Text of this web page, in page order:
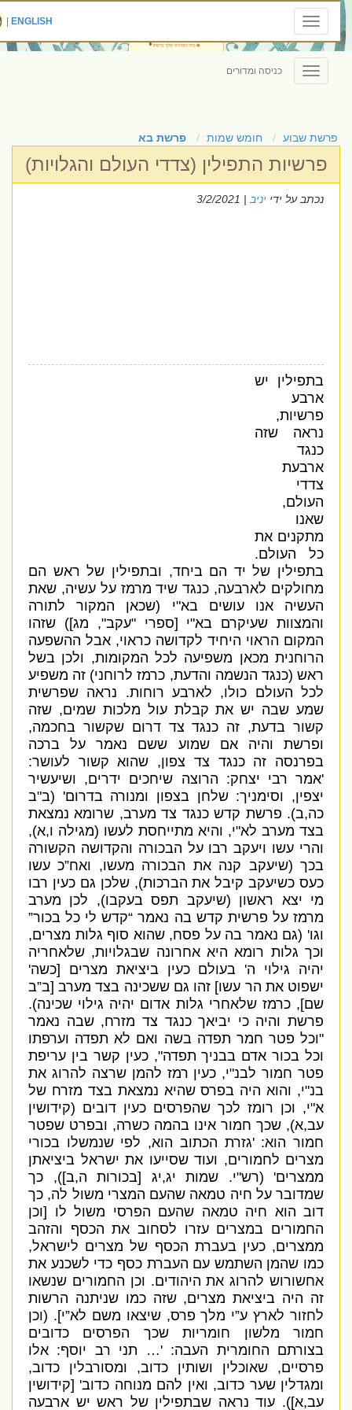
Toggle
navigation
ENGLISH
|
Toggle
navigation
כניסה ומדורים
פרשת שבוע חומש שמות פרשת בא
פרשיות התפילין (צדדי העולם והגלויות)
נכתב על ידייניב| 3/2/2021
בתפילין יש
ארבע
פרשיות,
נראה שזה
כנגד
ארבעת
צדדי
העולם,
שאנו
מתקנים את
כל העולם.
בתפילין של יד הם ביחד,ובתפילין של ראשהם
מחולקים לארבעה,כנגד שיד מרמז על עשיה,שאת
העשיה אנו עושים בא"י
שכאן המקור לתורה
והמצוות שעיקרם בא"י[ ספרי" עקב",מג])שזהו
המקום הראוי היחיד לקדושה כראוי,אבל ההשפעה
הרוחנית מכאן משפיעה לכל המקומות,ולכן בשל
ראש(כנגד הנשמה והדעת,כרמז לרוחני)זה משפיע
לכל העולם כולו,לארבע רוחות.נראה שפרשית
שמע שבה יש את קבלת עול מלכות שמים,שזה
קשור בדעת,זה כנגד צד דרום שקשור בחכמה,
ופרשת והיה אם שמוע ששם נאמר על ברכה
בפרנסה זה כנגד צד צפון,שהוא קשור לעושר:
אמר רבי יצחק:הרוצה שיחכים ידרים,ושיעשיר
יצפין,וסימניך:שלחן בצפון ומנורה בדרום' ( ב"ב
כה,ב).פרשת קדש כנגד צד מערב,שרומא נמצאת
בצד מערב לא"י,והיא מתייחסת לעשו(מגילה ו, א),
והרי עשו ויעקב רבו על הבכורה והקדושה הקשורה
בכך( שיעקב קנה את הבכורה מעשו,ואח”כ עשו
כעס כשיעקב קיבל את הברכות),שלכן גם כעין רבו
מי יצא ראשון( שיעקב תפס בעקבו),לכן מערב
מרמז על פרשית קדש בה נאמר “קדש לי כל בכור”
וגו' (גם נאמר בה על פסח,שהוא סוף גלות מצרים,
וכך גלות רומא היא אחרונה שבגלויות,שלאחריה
יהיה גילוי ה
'בעולם כעין ביציאת מצרים[ כשה'
ישפוט את הר עשו]זהו גם ששכינה בצד מערב[ב”ב
שם],כרמז שלאחרי גלות אדום יהיה גילוי שכינה).
פרשת והיה כי יביאך כנגד צד מזרח,שבה נאמר
וכל פטר חמר תפדה בשה ואם לא תפדה וערפתו
וכל בכור אדם בבניך תפדה",כעין קשר בין עריפת
פטר חמור לבנ"י,כעין רמז להמן שרצה להרוג את
בנ"י,והוא היה בפרס שהיא נמצאת בצד מזרח של
"י,וכן רומז לכך שהפרסים כעין דובים( קידושין
עב,א),שכך חמור אינו בהמה כשרה,ובפרט שפטר
חמור הוא: 'גזרת הכתוב הוא,לפי שנמשלו בכורי
מצרים לחמורים,ועוד שסייעו את ישראל ביציאתן
ממצרים' ( רש"י.שמות יג ,יג[ בכורות ה ,ב]),כך
שמדובר על חיה טמאה שהעם המצרי משול לה,כך
דוב הוא חיה טמאה שהעם הפרסי משול לו[ וכן
החמורים במצרים עזרו לסחוב את הכסף והזהב
ממצרים,כעין בעברת הכסף של מצרים לישראל,
כמו שהמן השתמש עם העברת כסף כדי לשכנע את
אחשורוש להרוג את היהודים.וכן החמורים שנשאו
זה היה ביציאת מצרים,שזה כמו שניתנה הרשות
לחזור לארץ ע”י מלך פרס,שיצאו משם לא”י]. (וכן
חמור מלשון חומריות שכך הפרסים כדובים
בצורתם החומרית העבה: '…תני רב יוסף:אלו
פרסיים,שאוכלין ושותין כדוב,ומסורבלין כדוב,
ומגדלין שער כדוב,ואין להם מנוחה כדוב' [קידושין
עב,א]).עוד נראה שבתפילין של ראש יש ארבעה